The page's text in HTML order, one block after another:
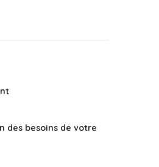
des besoins de votre